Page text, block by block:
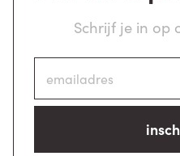
Schrijf je in op